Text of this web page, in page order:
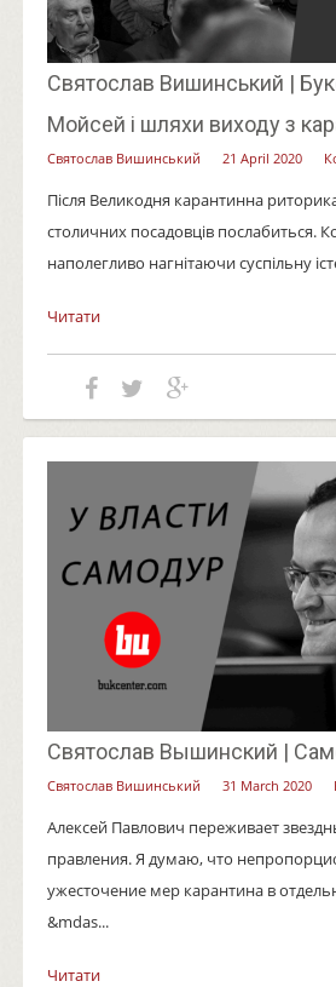
Святослав Вишинський |
Мойсей і шляхи виходу з
Святослав Вишинський 21 April 2020
Після Великодня карантинна
столичних посадовців послабиться.
наполегливо нагнітаючи суспільну
Читати
Святослав Вышинский |
Святослав Вишинський 31 March 2020
Алексей Павлович переживает
правления. Я думаю, что
ужесточение мер карантина в
&mdas...
Читати